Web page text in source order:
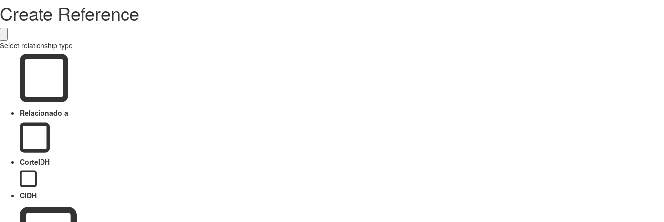
Create Reference
Select relationship type
Relacionado a
CorteIDH
CIDH